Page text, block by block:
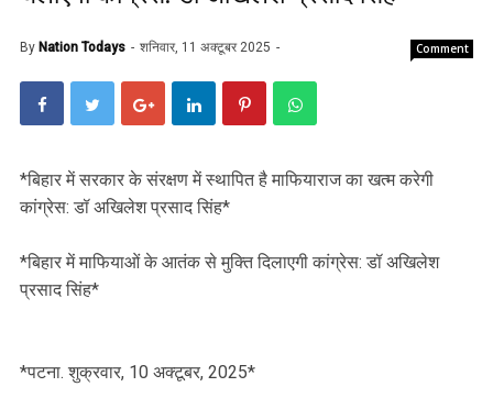
By Nation Todays शनिवार, 11 अक्टूबर 2025 Comment
*बिहार में सरकार के संरक्षण में स्थापित है माफियाराज का खत्म करेगी
कांग्रेस: डॉ अखिलेश प्रसाद सिंह*
*बिहार में माफियाओं के आतंक से मुक्ति दिलाएगी कांग्रेस: डॉ अखिलेश
प्रसाद सिंह*
*पटना. शुक्रवार, 10 अक्टूबर, 2025*